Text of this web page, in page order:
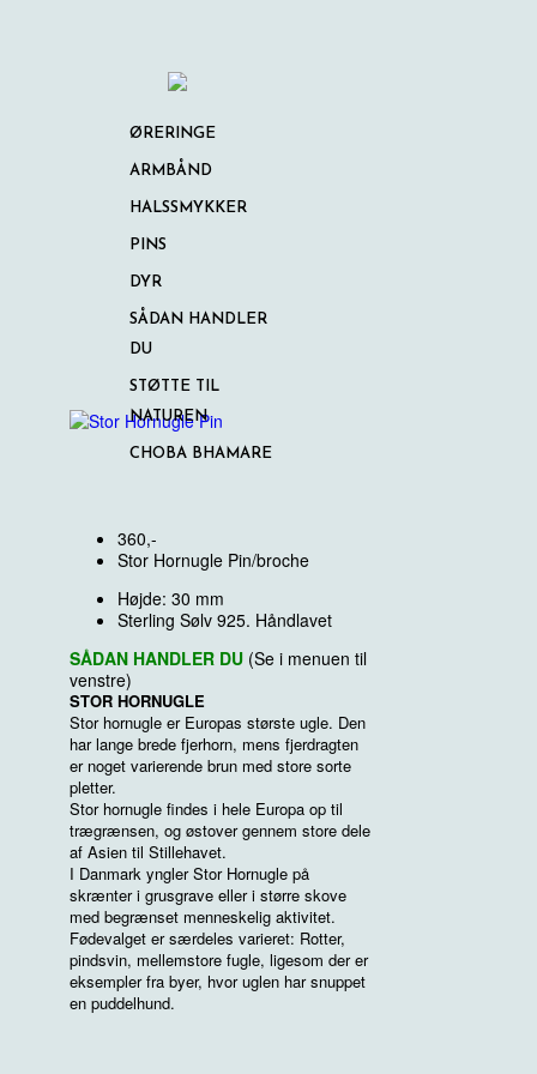
ØRERINGE
ARMBÅND
HALSSMYKKER
PINS
DYR
SÅDAN HANDLER
DU
STØTTE TIL
NATUREN
CHOBA BHAMARE
360,-
Stor Hornugle Pin/broche
Højde: 30 mm
Sterling Sølv 925. Håndlavet
SÅDAN HANDLER DU (Se i menuen til
venstre)
STOR HORNUGLE
Stor hornugle er Europas største ugle. Den
har lange brede fjerhorn, mens fjerdragten
er noget varierende brun med store sorte
pletter.
Stor hornugle findes i hele Europa op til
trægrænsen, og østover gennem store dele
af Asien til Stillehavet.
I Danmark yngler Stor Hornugle på
skrænter i grusgrave eller i større skove
med begrænset menneskelig aktivitet.
Fødevalget er særdeles varieret: Rotter,
pindsvin, mellemstore fugle, ligesom der er
eksempler fra byer, hvor uglen har snuppet
en puddelhund.